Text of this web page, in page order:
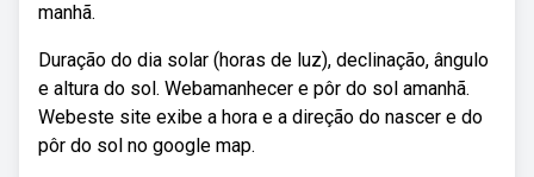
manhã.
Duração do dia solar (horas de luz), declinação, ângulo
e altura do sol. Webamanhecer e pôr do sol amanhã.
Webeste site exibe a hora e a direção do nascer e do
pôr do sol no google map.